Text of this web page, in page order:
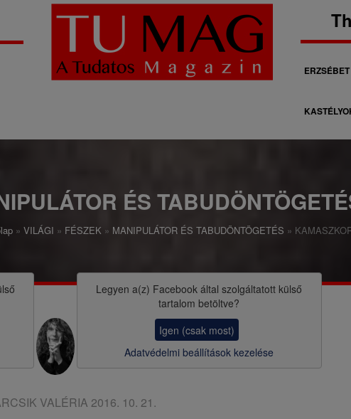
M
á
s
o
l
a
g
o
s
ÉS
VILÁGI FÉSZEK MANIPULÁTOR ÉS TABUDÖNTÖGETÉS
Legyen a(z) Facebook által szolgáltatott külső
tartalom betöltve?
Igen (csak most)
Adatvédelmi beállítások kezelése
VALÉRIA 2016. 10. 21.